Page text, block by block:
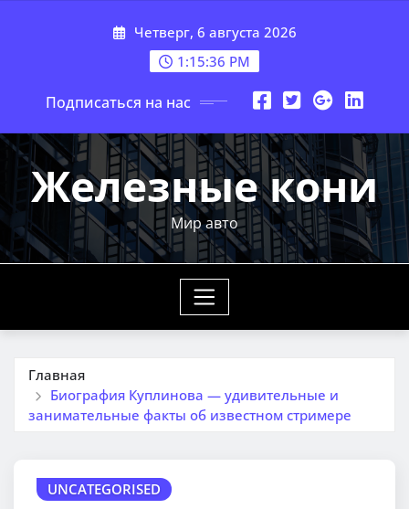
Четверг, 6 августа 2026
1:15:37 PM
Подписаться на нас
Железные кони
Мир авто
Главная
Биография Куплинова — удивительные и
занимательные факты об известном стримере
UNCATEGORISED